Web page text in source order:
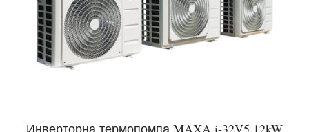
Инверторна термопомпа MAXA i-32V5 12kW